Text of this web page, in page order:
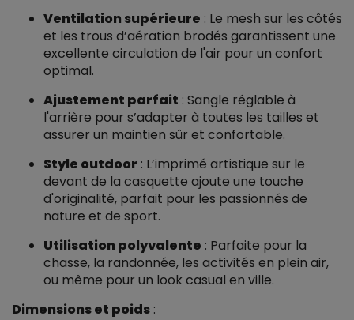
Ventilation supérieure : Le mesh sur les côtés
et les trous d’aération brodés garantissent une
excellente circulation de l'air pour un confort
optimal.
Ajustement parfait : Sangle réglable à
l'arrière pour s’adapter à toutes les tailles et
assurer un maintien sûr et confortable.
Style outdoor : L’imprimé artistique sur le
devant de la casquette ajoute une touche
d'originalité, parfait pour les passionnés de
nature et de sport.
Utilisation polyvalente : Parfaite pour la
chasse, la randonnée, les activités en plein air,
ou même pour un look casual en ville.
Dimensions et poids :